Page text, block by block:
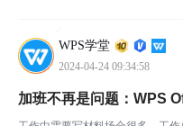
WPS学堂
2024-04-24 09:34:58
加班不再是问题：WPS